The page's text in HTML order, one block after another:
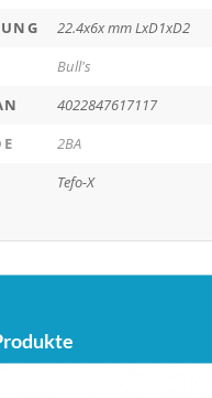
22.4x6x mm LxD1xD2
Bull's
4022847617117
2BA
Tefo-X